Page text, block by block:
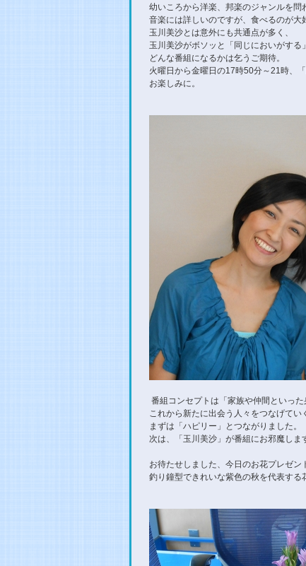
幼いころから洋楽、邦楽のジャンルを問
音楽には詳しいのですが、食べるのが大
玉川美沙とは意外にも共通点が多く、
玉川美沙がボソッと「同じにおいがする
どんな番組になるかは乞うご期待。
火曜日から金曜日の17時50分～21時、
お楽しみに。
番組コンセプトは「家族や仲間といっ
これから新たに出会う人々をつなげてい
まずは「ハピリー」とつながりました。
次は、「玉川美沙」が番組にお邪魔し
お待たせしました、今日のお花プレゼン
釣り鐘型できれいな紫色の秋を代表する